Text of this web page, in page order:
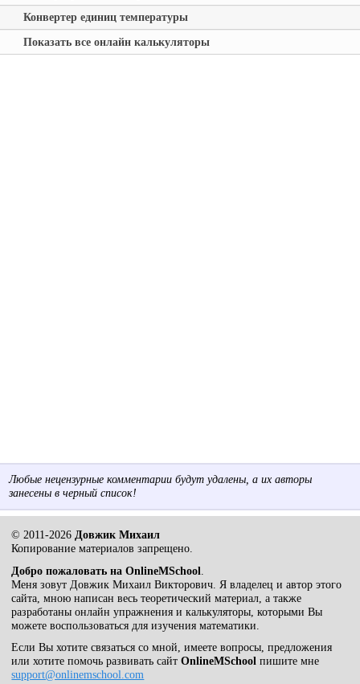
Конвертер единиц температуры
Показать все онлайн калькуляторы
Любые нецензурные комментарии будут удалены, а их авторы
занесены в черный список!
© 2011-2026 Довжик Михаил
Копирование материалов запрещено.
Добро пожаловать на OnlineMSchool
Меня зовут Довжик Михаил Викторович. Я владелец и автор этого
сайта, мною написан весь теоретический материал, а также
разработаны онлайн упражнения и калькуляторы, которыми Вы
можете воспользоваться для изучения математики.
Если Вы хотите связаться со мной, имеете вопросы, предложения
или хотите помочь развивать сайтOnlineMSchool пишите мне
support@onlinemschool.com